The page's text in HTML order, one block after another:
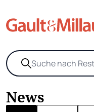
News